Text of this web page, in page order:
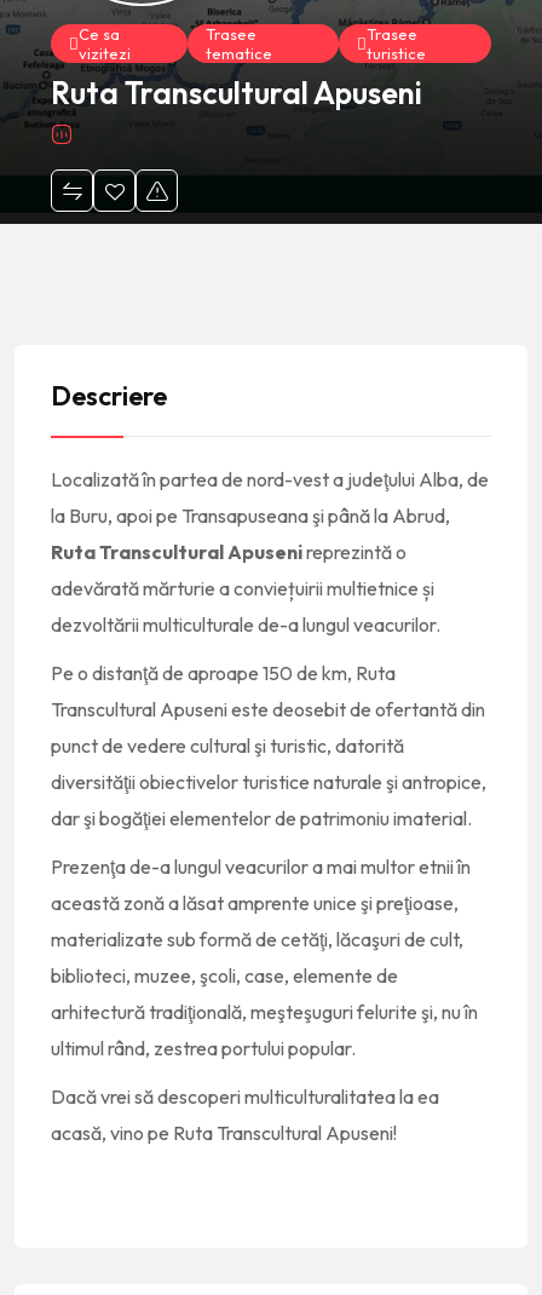
Ce sa
vizitezi
Trasee
tematice
Trasee
turistice
Ruta Transcultural Apuseni
Descriere
Localizată în partea de nord-vest a judeţului Alba, de
la Buru, apoi pe Transapuseana şi până la Abrud,
Ruta Transcultural Apusenireprezintă o
adevărată mărturie a conviețuirii multietnice și
dezvoltării multiculturale de-a lungul veacurilor.
Pe o distanţă de aproape 150 de km, Ruta
Transcultural Apuseni este deosebit de ofertantă din
punct de vedere cultural şi turistic, datorită
diversităţii obiectivelor turistice naturale şi antropice,
dar şi bogăţiei elementelor de patrimoniu imaterial.
Prezenţa de-a lungul veacurilor a mai multor etnii în
această zonă a lăsat amprente unice şi preţioase,
materializate sub formă de cetăţi, lăcaşuri de cult,
biblioteci, muzee, şcoli, case, elemente de
arhitectură tradiţională, meşteşuguri felurite şi, nu în
ultimul rând, zestrea portului popular.
Dacă vrei să descoperi multiculturalitatea la ea
acasă, vino pe Ruta Transcultural Apuseni!